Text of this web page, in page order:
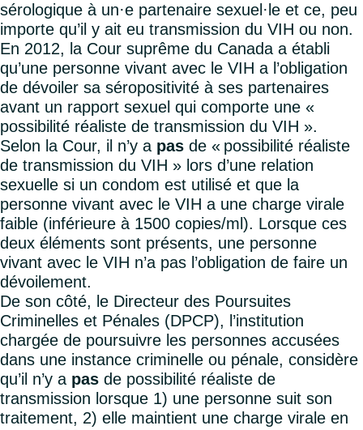
sérologique à un·e partenaire sexuel·le et ce, peu
importe qu’il y ait eu transmission du VIH ou non.
En 2012, la Cour suprême du Canada a établi
qu’une personne vivant avec le VIH a l’obligation
de dévoiler sa séropositivité à ses partenaires
avant un rapport sexuel qui comporte une «
possibilité réaliste de transmission du VIH ».
Selon la Cour, il n’y a pas de « possibilité réaliste
de transmission du VIH » lors d’une relation
sexuelle si un condom est utilisé et que la
personne vivant avec le VIH a une charge virale
faible (inférieure à 1500 copies/ml). Lorsque ces
deux éléments sont présents, une personne
vivant avec le VIH n’a pas l’obligation de faire un
dévoilement.
De son côté, le Directeur des Poursuites
Criminelles et Pénales (DPCP), l’institution
chargée de poursuivre les personnes accusées
dans une instance criminelle ou pénale, considère
qu’il n’y a pas de possibilité réaliste de
transmission lorsque 1) une personne suit son
traitement, 2) elle maintient une charge virale en